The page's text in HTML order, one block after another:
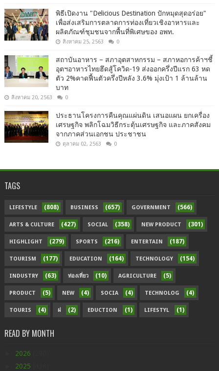
พิธีเปิดงาน "Delicious Destination ปักหมุดสุดอร่อย"
เพื่อส่งเสริมการตลาดการท่องเที่ยวเชิงอาหารและ
ผลิตภัณฑ์ชุมชนจากพื้นที่พิเศษของ อพท.
สิงหาคม 25, 2563 0
สถาบันอาหาร – สภาอุตสาหกรรม – สภาหอการค้าฯชี้
อุตฯอาหารไทยฮึดสู้โควิด-19 ส่งออกครึ่งปีแรก 63 หด
ตัว 2%คาดฟื้นตัวครึ่งปีหลัง 3.6% มุ่งเป้า 1 ล้านล้าน
บาท
สิงหาคม 20, 2563 0
ประธานโครงการคืนคุณแผ่นดิน เสนอแผน ยกเครื่อง
เศรษฐกิจ พลิกโฉมวิธีกระตุ้นเศรษฐกิจ และภาคสังคม
จากภาคส่วนเอกชน ประชาชน
ตุลาคม 02, 2563 0
TAGS
LIFESTYLE (808) BUSINESS (657) GOVERNMENT (566)
ARTS & CULTURE (427) SOCIAL (358) NEW PRODUCT (301)
HIGHLIGHT (279) SPORTS (216) ENTERTAIN (187)
TOURISM (177) EDUCATION (164) TECHNOLOGY (154)
INDUSTRY (63) ท่องเที่ยว (10) AGRICULTURE (5)
PRODUCT (5) NEW (4) SOCIA (4) TECHNOLOG (4)
TOURIS (4) ฝ (2) EDUCTION (1) LIFESTYL (1)
READ BY MONTH
2026
2025